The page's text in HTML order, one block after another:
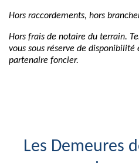
Hors raccordements, hors
Hors frais de notaire du terrain.
vous sous réserve de
partenaire foncier.
Les Demeures